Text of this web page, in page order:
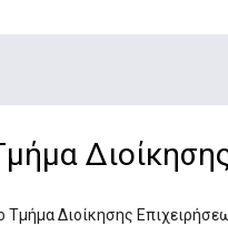
Τμήμα Διοίκησης